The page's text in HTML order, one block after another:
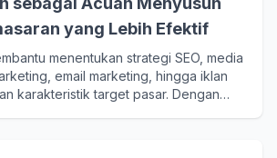
yang Lebih Efektif
menentukan strategi SEO, media
email marketing, hingga iklan
karakteristik target pasar. Dengan